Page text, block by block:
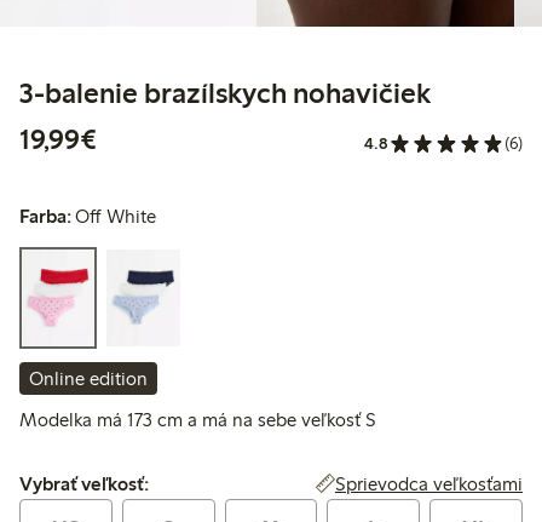
3-balenie brazílskych nohavičiek
19,99€
4.8 (6)
Farba:Off White
Online edition
Modelka má 173 cm a má na sebe veľkosť S
Vybrať veľkosť:
Vybrať veľkosť: Sprievodca veľkosťami